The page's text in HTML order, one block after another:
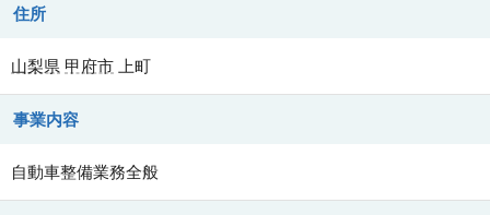
住所
山梨県 甲府市 上町
事業内容
自動車整備業務全般